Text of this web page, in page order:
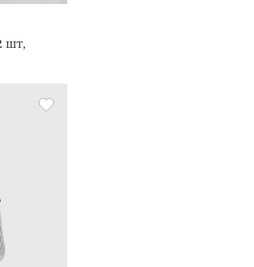
шт,